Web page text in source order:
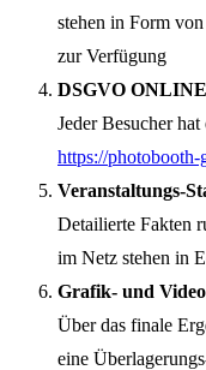
stehen in Form
zur Verfügung
DSGVO
Jeder Besucher
https://photobooth-
Veranstaltungs-
Detailierte Fakten
im Netz stehen in
Grafik- und
Über das finale
eine